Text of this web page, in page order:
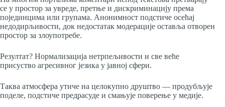
се у простор за увреде, претње и дискриминацију према
појединцима или групама. Анонимност подстиче осећај
недодирљивости, док недостатак модерације оставља отворен
простор за злоупотребе.
Резултат? Нормализација нетрпељивости и све веће
присуство агресивног језика у јавној сфери.
Таква атмосфера утиче на целокупно друштво — продубљује
поделе, подстиче предрасуде и смањује поверење у медије.